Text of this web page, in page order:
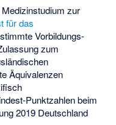
zur
für das
Vorbildungs-
zum
Äquivalenzen
Punktzahlen beim
2019 Deutschland